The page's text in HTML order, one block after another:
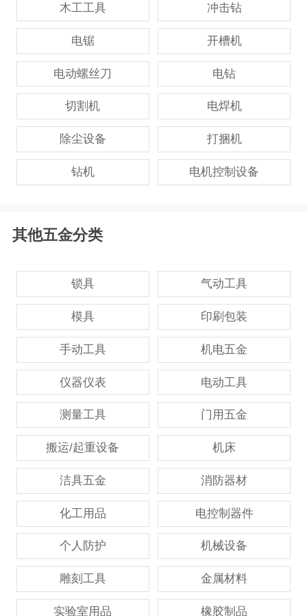
木工工具 冲击钻
电锯 开槽机
电动螺丝刀 电钻
切割机 电焊机
除尘设备 打捆机
钻机 电机控制设备
其他五金分类
锁具 气动工具
模具 印刷包装
手动工具 机电五金
仪器仪表 电动工具
测量工具 门用五金
搬运/起重设备 机床
洁具五金 消防器材
化工用品 电控制器件
个人防护 机械设备
雕刻工具 金属材料
实验室用品 橡胶制品